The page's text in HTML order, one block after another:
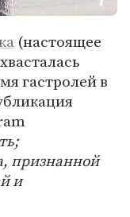
(настоящее
гастролей в
признанной
и